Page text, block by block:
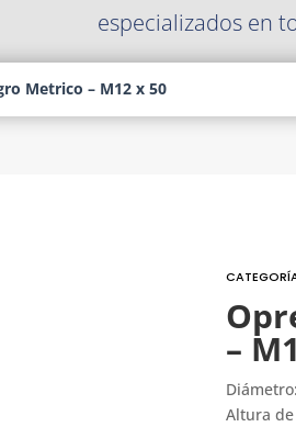
especializados en
Metrico – M12 x 50
–
Altura de